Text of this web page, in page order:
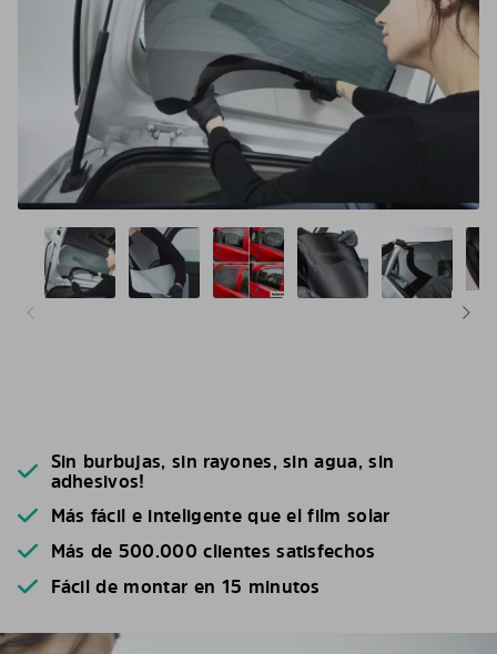
Sin burbujas, sin rayones, sin agua, sin
adhesivos!
Más fácil e inteligente que el film solar
Más de 500.000 clientes satisfechos
Fácil de montar en 15 minutos